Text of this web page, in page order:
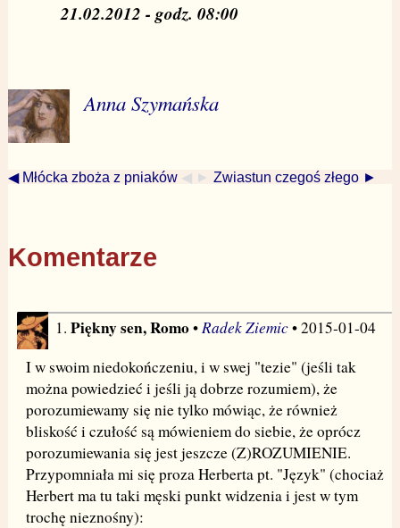
21.02.2012 - godz. 08:00
Anna Szymańska
◀ Młócka zboża z pniaków ◀ ► Zwiastun czegoś złego ►
Komentarze
1. Piękny sen, Romo• Radek Ziemic• 2015-01-04
I w swoim niedokończeniu, i w swej "tezie" (jeśli tak
można powiedzieć i jeśli ją dobrze rozumiem), że
porozumiewamy się nie tylko mówiąc, że również
bliskość i czułość są mówieniem do siebie, że oprócz
porozumiewania się jest jeszcze (Z)ROZUMIENIE.
Przypomniała mi się proza Herberta pt. "Język" (chociaż
Herbert ma tu taki męski punkt widzenia i jest w tym
trochę nieznośny):